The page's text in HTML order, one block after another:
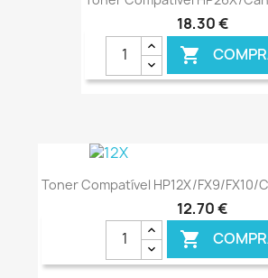
18,30 €

Toner Compatível HP12X/FX9/FX10/
12,70 €
